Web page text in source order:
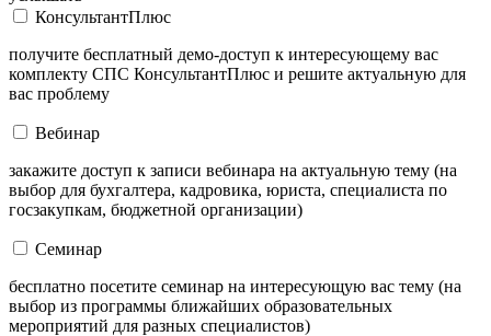
КонсультантПлюс
получите бесплатный демо-доступ к интересующему вас
комплекту СПС КонсультантПлюс и решите актуальную для
вас проблему
Вебинар
закажите доступ к записи вебинара на актуальную тему (на
выбор для бухгалтера, кадровика, юриста, специалиста по
госзакупкам, бюджетной организации)
Семинар
бесплатно посетите семинар на интересующую вас тему (на
выбор из программы ближайших образовательных
мероприятий для разных специалистов)